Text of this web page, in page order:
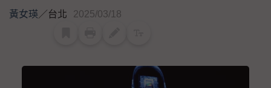
黃女瑛／台北 2025/03/18